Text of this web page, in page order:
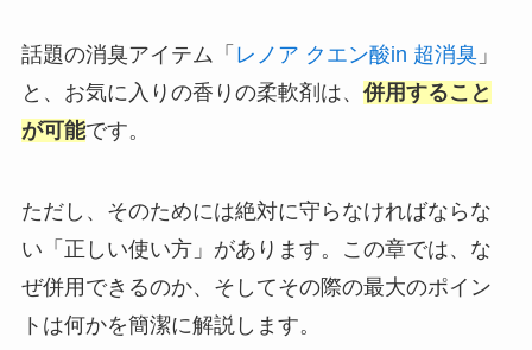
話題の消臭アイテム「 レノア クエン酸in 超消臭」
と、お気に入りの香りの柔軟剤は、 併用すること
が可能です。
ただし、そのためには絶対に守らなければならな
い「正しい使い方」があります。この章では、な
ぜ併用できるのか、そしてその際の最大のポイン
トは何かを簡潔に解説します。